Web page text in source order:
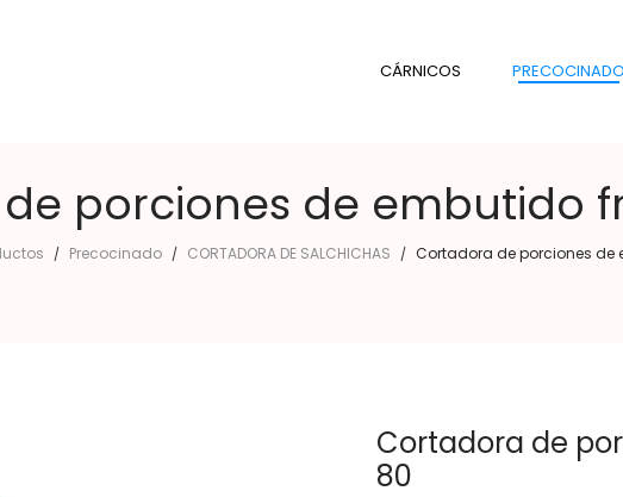
CÁRNICOS PRECOCINADO
porciones de embutido
/ Precocinado / CORTADORA DE SALCHICHAS / Cortadora de porciones de
Cortadora de
80